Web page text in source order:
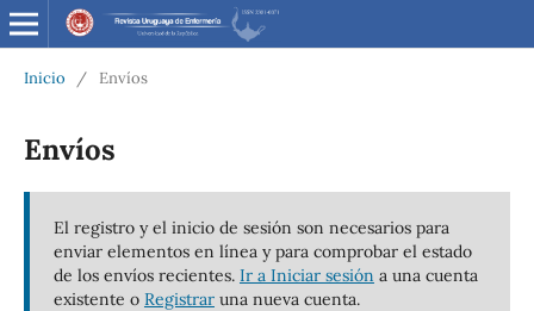
Inicio / Envíos
Envíos
El registro y el inicio de sesión son necesarios para
enviar elementos en línea y para comprobar el estado
de los envíos recientes. Ir a Iniciar sesión a una cuenta
existente o Registraruna nueva cuenta.